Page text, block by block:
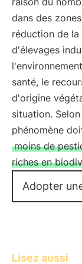
dans des
réduction de
d'élevages
santé, le
d'origine
situation.
phénomène
moins de
riches en
Adopter
Lisez aussi